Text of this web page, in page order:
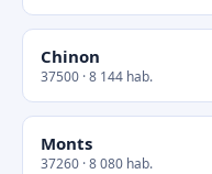
Chinon
37500 · 8 144 hab.
Monts
37260 · 8 080 hab.